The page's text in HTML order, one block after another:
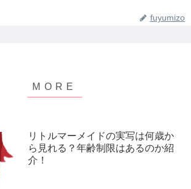
fuyumizo
リトルマーメイドの実写は何歳か
ら見れる？年齢制限はあるのか紹
介！